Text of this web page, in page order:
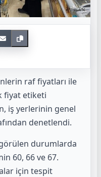
raf fiyatları ile
fiyat etiketi
iş yerlerinin genel
denetlendi.
durumlarda
60, 66 ve 67.
için tespit